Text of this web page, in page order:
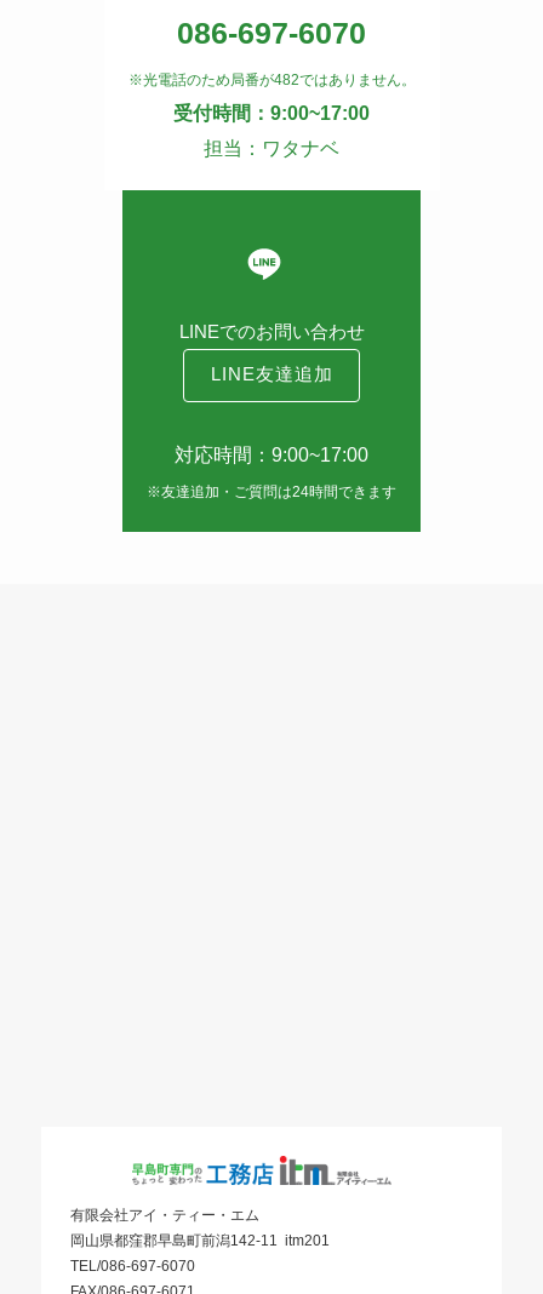
086-697-6070
※光電話のため局番が482ではありません。
受付時間：9:00~17:00
担当：ワタナベ
LINEでのお問い合わせ
LINE友達追加
対応時間：9:00~17:00
※友達追加・ご質問は24時間できます
有限会社アイ・ティー・エム
岡山県都窪郡早島町前潟142-11 itm201
TEL/086-697-6070